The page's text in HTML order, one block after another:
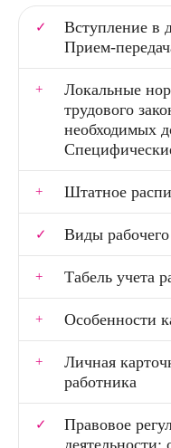
Вступление в
Прием-
Локальные
трудового
необходимых
Штатное
Виды
Табель учета
Особенности
Личная
работника
Правовое
деятельности: